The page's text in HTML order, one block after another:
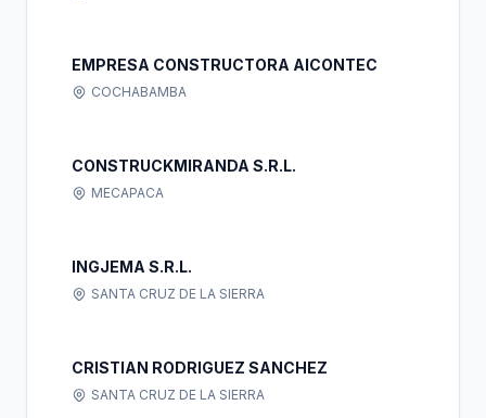
EMPRESA CONSTRUCTORA AICONTEC
COCHABAMBA
CONSTRUCKMIRANDA S.R.L.
MECAPACA
INGJEMA S.R.L.
SANTA CRUZ DE LA SIERRA
CRISTIAN RODRIGUEZ SANCHEZ
SANTA CRUZ DE LA SIERRA